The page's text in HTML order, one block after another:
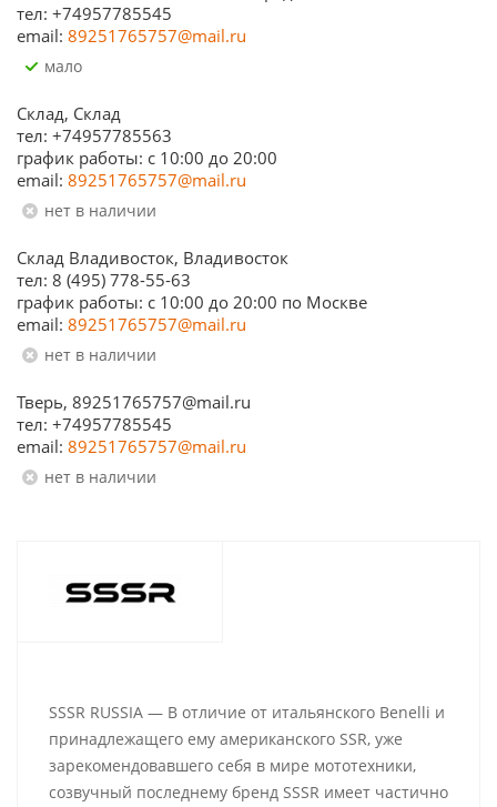
тел: +74957785545
email: 89251765757@mail.ru
Мало
Склад, Склад
тел: +74957785563
график работы: c 10:00 до 20:00
email: 89251765757@mail.ru
Нет в наличии
Склад Владивосток, Владивосток
тел: 8 (495) 778-55-63
график работы: с 10:00 до 20:00 по Москве
email: 89251765757@mail.ru
Нет в наличии
Тверь, 89251765757@mail.ru
тел: +74957785545
email: 89251765757@mail.ru
Нет в наличии
SSSR RUSSIA — В отличие от итальянского Benelli и
принадлежащего ему американского SSR, уже
зарекомендовавшего себя в мире мототехники,
созвучный последнему бренд SSSR имеет частично